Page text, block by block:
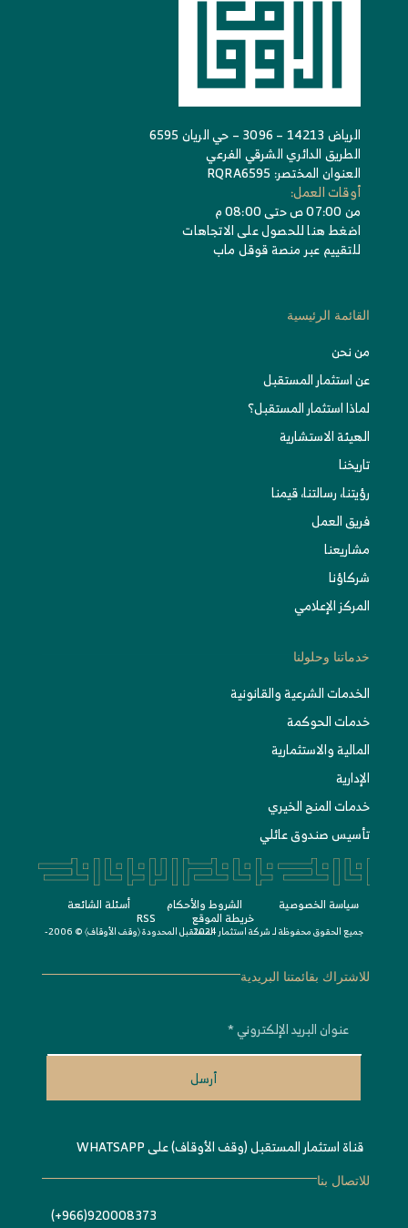
الرياض 14213 – 3096 – حي الريان 6595
الطريق الدائري الشرقي الفرعي
العنوان المختصر: RQRA6595
أوقات العمل:
من 07:00 ص حتى 08:00 م
اضغط هنا للحصول على الاتجاهات
للتقييم عبر منصة قوقل ماب
القائمة الرئيسية
من نحن
عن استثمار المستقبل
لماذا استثمار المستقبل؟
الهيئة الاستشارية
تاريخنا
رؤيتنا، رسالتنا، قيمنا
فريق العمل
مشاريعنا
شركاؤنا
المركز الإعلامي
خدماتنا وحلولنا
الخدمات الشرعية والقانونية
خدمات الحوكمة
المالية والاستثمارية
الإدارية
خدمات المنح الخيري
تأسيس صندوق عائلي
للاشتراك بقائمتنا البريدية
أرسل
قناة استثمار المستقبل (وقف الأوقاف) على WHATSAPP
للاتصال بنا
920008373(966+)
سياسة الخصوصية الشروط واﻷحكام أسئلة الشائعة
خريطة الموقع RSS
جميع الحقوق محفوظة لـشركة استثمار المستقبل المحدودة 〈وقف الأوقاف〉 © 2006-2024